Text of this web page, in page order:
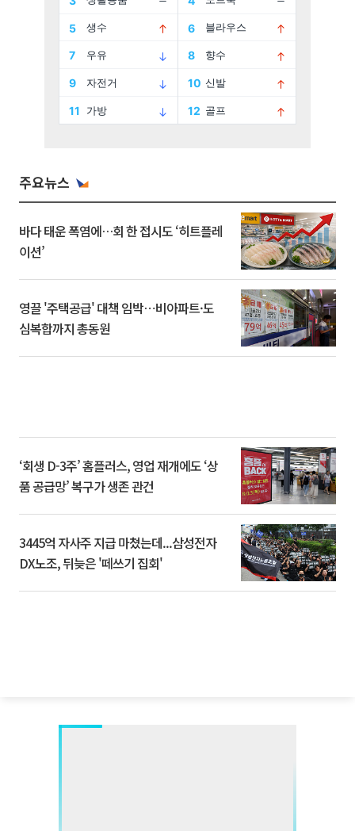
주요뉴스
바다 태운 폭염에…회 한 접시도 ‘히트플레
이션’
영끌 '주택공급' 대책 임박⋯비아파트·도
심복합까지 총동원
‘회생 D-3주’ 홈플러스, 영업 재개에도 ‘상
품 공급망’ 복구가 생존 관건
3445억 자사주 지급 마쳤는데...삼성전자
DX노조, 뒤늦은 '떼쓰기 집회'